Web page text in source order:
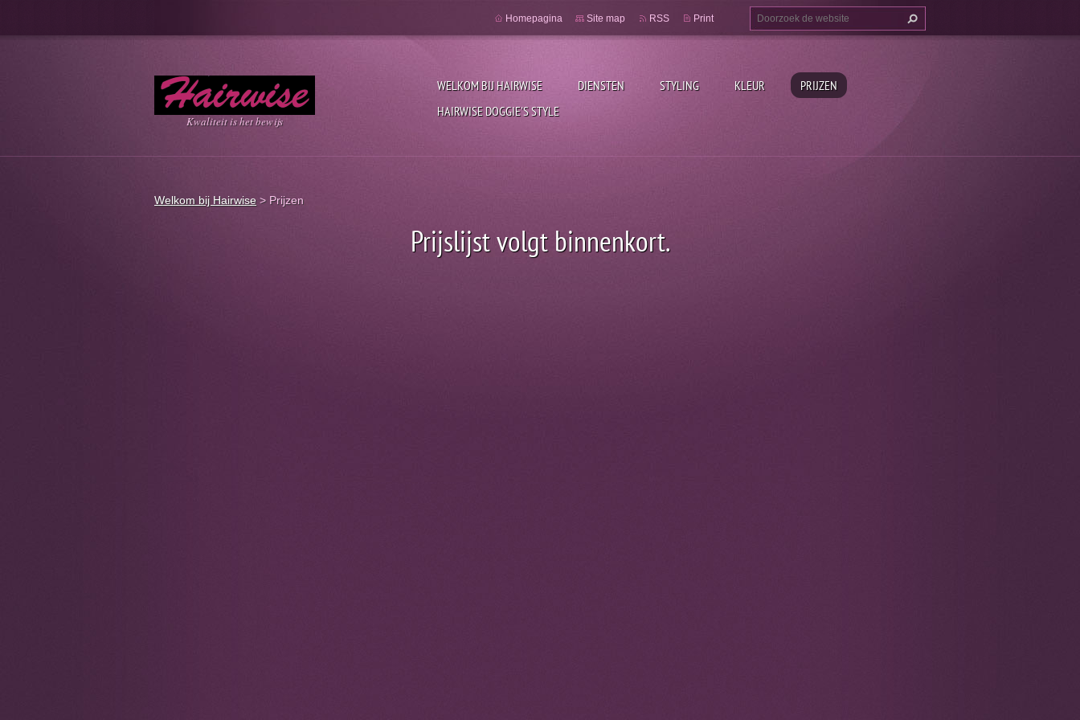
Kwaliteit is het bewijs
WELKOM BIJ HAIRWISE DIENSTEN STYLING KLEUR
PRIJZEN
HAIRWISE DOGGIE'S STYLE
Homepagina Site map RSS Print
Welkom bij Hairwise > Prijzen
Prijslijst volgt binnenkort.